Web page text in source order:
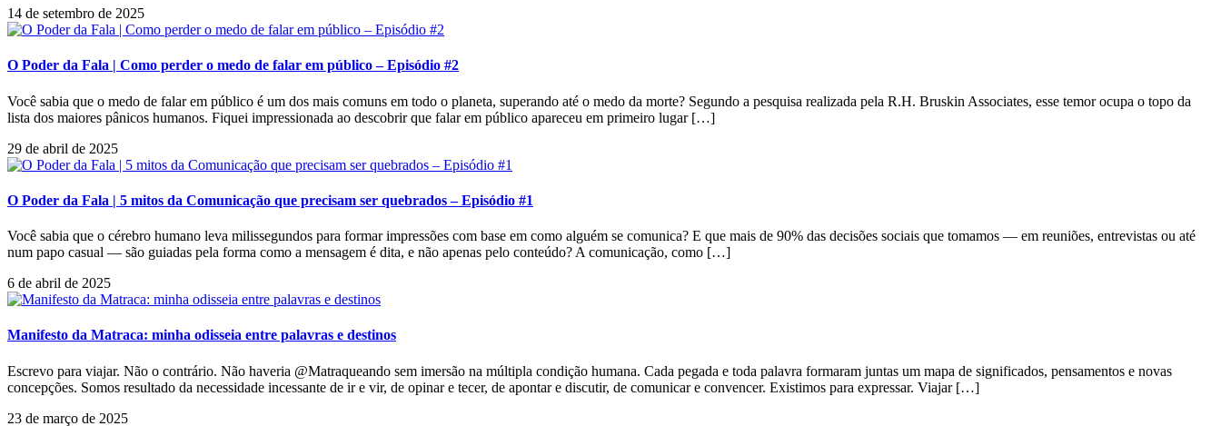
14 de setembro de 2025
O Poder da Fala | Como perder o medo de falar em público – Episódio #2
Você sabia que o medo de falar em público é um dos mais comuns em todo o planeta, superando até o medo da morte? Segundo a pesquisa realizada pela R.H. Bruskin Associates, esse temor ocupa o topo da
lista dos maiores pânicos humanos. Fiquei impressionada ao descobrir que falar em público apareceu em primeiro lugar […]
29 de abril de 2025
O Poder da Fala | 5 mitos da Comunicação que precisam ser quebrados – Episódio #1
Você sabia que o cérebro humano leva milissegundos para formar impressões com base em como alguém se comunica? E que mais de 90% das decisões sociais que tomamos — em reuniões, entrevistas ou até
num papo casual — são guiadas pela forma como a mensagem é dita, e não apenas pelo conteúdo? A comunicação, como […]
6 de abril de 2025
Manifesto da Matraca: minha odisseia entre palavras e destinos
Escrevo para viajar. Não o contrário. Não haveria @Matraqueando sem imersão na múltipla condição humana. Cada pegada e toda palavra formaram juntas um mapa de significados, pensamentos e novas
concepções. Somos resultado da necessidade incessante de ir e vir, de opinar e tecer, de apontar e discutir, de comunicar e convencer. Existimos para expressar. Viajar […]
23 de março de 2025